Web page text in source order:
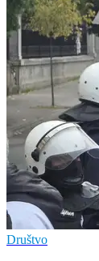
Društvo